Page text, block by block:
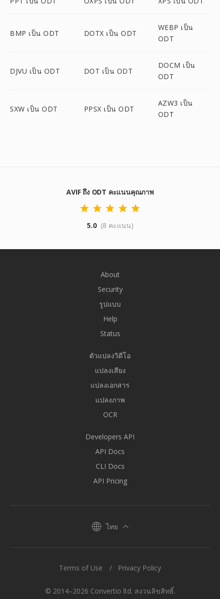
BMP เป็น ODT DOTX เป็น ODT
WEBP เป็น
ODT
DJVU เป็น ODT DOT เป็น ODT
DOCM เป็น
ODT
SXW เป็น ODT PPSX เป็น ODT
AZW3 เป็น
ODT
AVIF ถึง ODT คะแนนคุณภาพ
5.0 (8 คะแนน)
About
Security
รูปแบบ
Help
Status
ตัวแปลงวิดีโอ
แปลงเสียง
แปลงเอกสาร
แปลงภาพ
OCR
Developers API
API Docs
CLI Docs
API Pricing
ไทย
© 2014–2026 Convertio ltd. สงวนลิขสิทธิ์.
Terms of Use Privacy Policy